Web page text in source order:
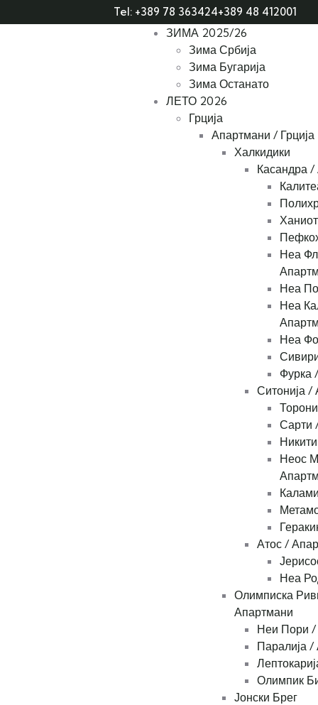
Tel: +389 78 363424+389 48 412001
ЗИМА 2025/26
Зима Србија
Зима Бугарија
Зима Останато
ЛЕТО 2026
Грција
Апартмани / Грција
Халкидики
Касандра
Неа
Неа
Неа
Неа
Фурка
Ситонија /
Сарти
Неос
Атос /
Неа
Олимписка
Апартмани
Неи Пори /
Паралија
Олимпик
Јонски Брег